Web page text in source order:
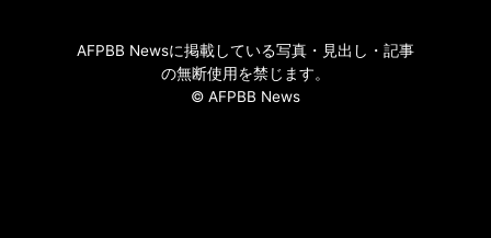
AFPBB Newsに掲載している写真・見出し・記事
の無断使用を禁じます。
© AFPBB News